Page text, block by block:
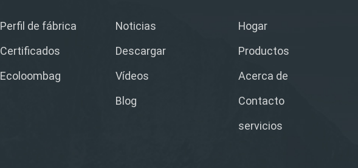
Perfil de fábrica
Certificados
Ecoloombag
Noticias
Descargar
Vídeos
Blog
Hogar
Productos
Acerca de
Contacto
servicios